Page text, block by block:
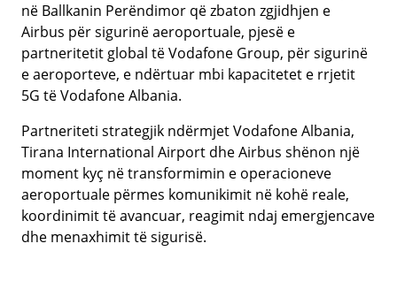
në Ballkanin Perëndimor që zbaton zgjidhjen e
Airbus për sigurinë aeroportuale, pjesë e
partneritetit global të Vodafone Group, për sigurinë
e aeroporteve, e ndërtuar mbi kapacitetet e rrjetit
5G të Vodafone Albania.
Partneriteti strategjik ndërmjet Vodafone Albania,
Tirana International Airport dhe Airbus shënon një
moment kyç në transformimin e operacioneve
aeroportuale përmes komunikimit në kohë reale,
koordinimit të avancuar, reagimit ndaj emergjencave
dhe menaxhimit të sigurisë.